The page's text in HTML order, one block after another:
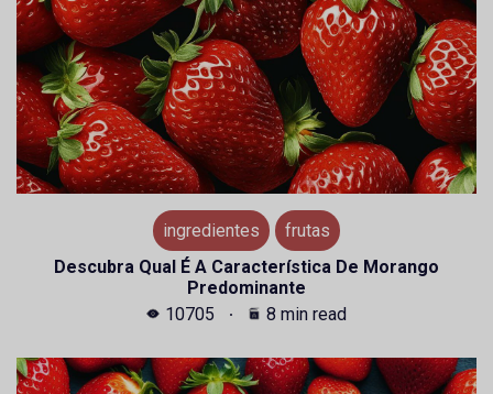
ingredientes
frutas
Descubra Qual É A Característica De Morango
Predominante
10705
8 min read